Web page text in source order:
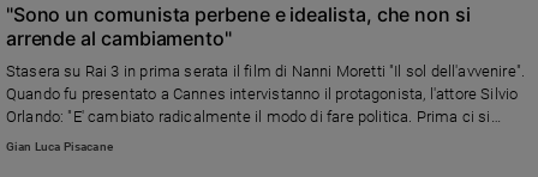
"Sono un comunista perbene e idealista, che non si
arrende al cambiamento"
Stasera su Rai 3 in prima serata il film di Nanni Moretti "Il sol dell'avvenire".
Quando fu presentato a Cannes intervistanno il protagonista, l'attore Silvio
Orlando: "E' cambiato radicalmente il modo di fare politica. Prima ci si
Gian Luca Pisacane